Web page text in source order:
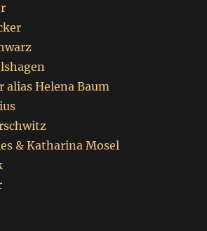
alias Helena Baum
& Katharina Mosel